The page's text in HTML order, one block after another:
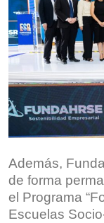
Además,
de forma
el Programa
Escuelas